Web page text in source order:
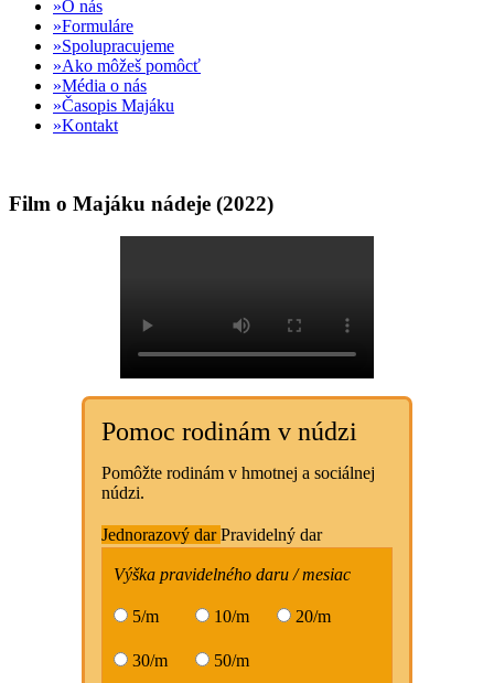
O nás
Formuláre
Spolupracujeme
Ako môžeš pomôcť
Média o nás
Časopis Majáku
Kontakt
Film o Majáku nádeje (2022)